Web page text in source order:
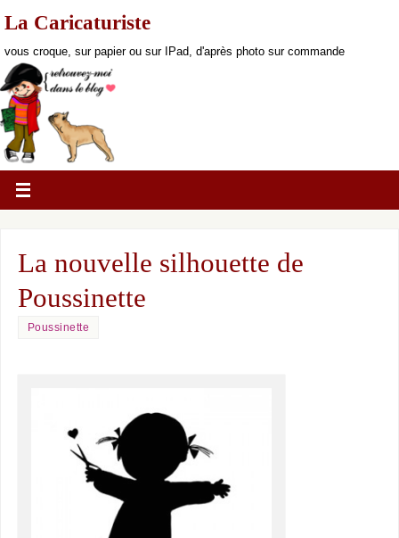
La Caricaturiste
vous croque, sur papier ou sur IPad, d'après photo sur commande
La nouvelle silhouette de
Poussinette
Poussinette